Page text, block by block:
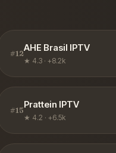
#12
AHE Brasil IPTV
★ 4.3 · +8.2k
#15
Prattein IPTV
★ 4.2 · +6.5k